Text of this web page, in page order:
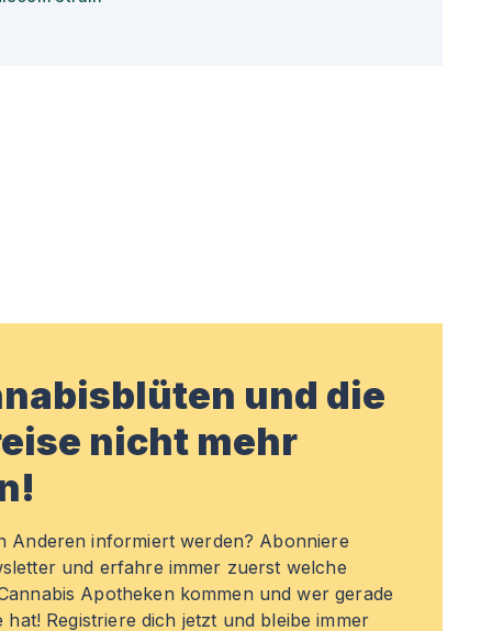
und die
nicht mehr
Anderen informiert werden? Abonniere
und erfahre immer zuerst welche
Apotheken kommen und wer gerade
hat! Registriere dich jetzt und bleibe immer